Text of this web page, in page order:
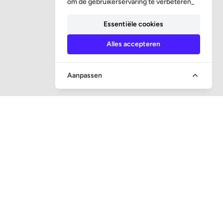
om de gebruikerservaring te verbeteren_
Essentiële cookies
Alles accepteren
Aanpassen